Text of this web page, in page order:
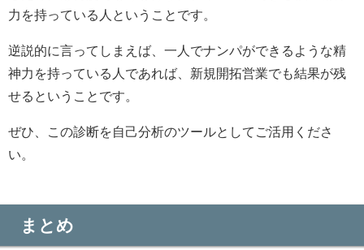
力を持っている人ということです。
逆説的に言ってしまえば、一人でナンパができるような精
神力を持っている人であれば、新規開拓営業でも結果が残
せるということです。
ぜひ、この診断を自己分析のツールとしてご活用くださ
い。
まとめ